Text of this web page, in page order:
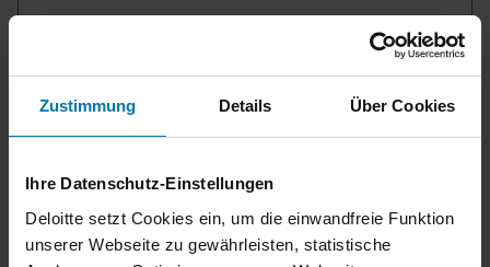
Zustimmung Details Über Cookies
Ihre Datenschutz-Einstellungen
Deloitte setzt Cookies ein, um die einwandfreie Funktion
unserer Webseite zu gewährleisten, statistische
Du hast noch Fragen?